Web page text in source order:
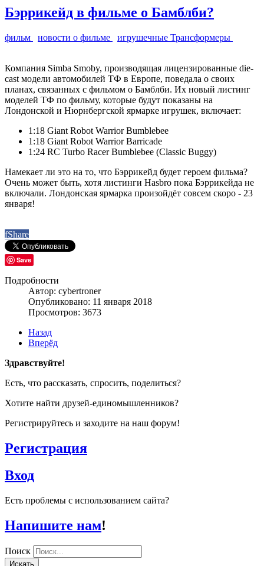
Бэррикейд в фильме о Бамблби?
фильм новости о фильме игрушечные Трансформеры
Компания Simba Smoby, производящая лицензированные die-
cast модели автомобилей ТФ в Европе, поведала о своих
планах, связанных с фильмом о Бамблби. Их новый листинг
моделей ТФ по фильму, которые будут показаны на
Лондонской и Нюрнбергской ярмарке игрушек, включает:
1:18 Giant Robot Warrior Bumblebee
1:18 Giant Robot Warrior Barricade
1:24 RC Turbo Racer Bumblebee (Classic Buggy)
Намекает ли это на то, что Бэррикейд будет героем фильма?
Очень может быть, хотя листинги Hasbro пока Бэррикейда не
включали. Лондонская ярмарка произойдёт совсем скоро - 23
января!
fShare
Save
Подробности
Автор: cybertroner
Опубликовано: 11 января 2018
Просмотров: 3673
Назад
Вперёд
Здравствуйте!
Есть, что рассказать, спросить, поделиться?
Хотите найти друзей-единомышленников?
Регистрируйтесь и заходите на наш форум!
Регистрация
Вход
Есть проблемы с использованием сайта?
Напишите нам!
Поиск
Искать